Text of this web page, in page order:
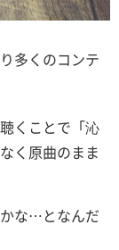
多くのコンテ
くことで「沁
く原曲のまま
な…となんだ